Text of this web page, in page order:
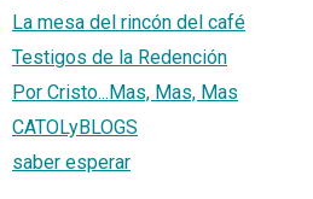
La mesa del rincón del café
Testigos de la Redención
Por Cristo...Mas, Mas, Mas
CATOLyBLOGS
saber esperar